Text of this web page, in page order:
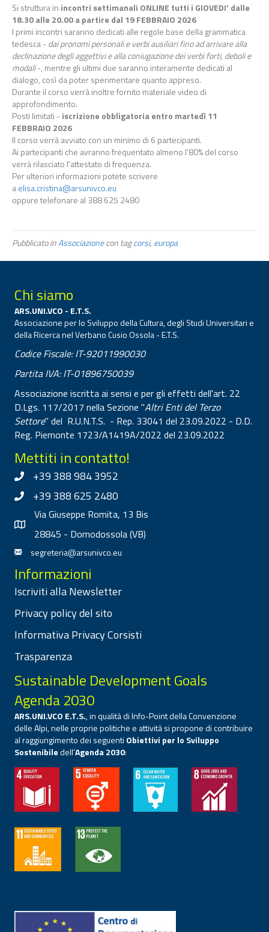
Si struttura in incontri settimanali ONLINE tutti i GIOVEDI' dalle
18.30 alle 20.00 a partire dal 19 FEBBRAIO 2026
I primi incontri saranno dedicati alle regole base della grammatica
tedesca - dai pronomi personali e verbi ausiliari fino ad arrivare alla
declinazione degli aggettivi e alla coniugazione dei verbi forti, deboli e
modali-, mentre gli ultimi due saranno interamente dedicati al
dialogo, così da poter sperimentare quanto appreso.
Durante il corso verrà inoltre fornito materiale video di
approfondimento.
Posti limitati - iscrizione obbligatoria entro martedì 11
FEBBRAIO 2026
Il corso verrà avviato con un minimo di 6 partecipanti.
Ai partecipanti che avranno frequentato almeno l'80% del corso
verrà rilasciato l'attestato di frequenza.
Per ulteriori informazioni potete scrivere
aelisa.cristina@arsunivco.eu
oppure telefonare al 388 625 2480
Pubblicato inAssociazionecon tagcorsi,europa
Chi siamo
ARS.UNI.VCO - E.T.S.
Associazione per lo Sviluppo della Cultura, degli Studi Universitari e
della Ricerca nel Verbano Cusio Ossola - E.T.S.
Codice Fiscale: IT-92011990030
Partita IVA: IT-01896750039
Associazione iscritta ai sensi e per gli effetti dell'art. 22
D.Lgs. 117/2017 nella Sezione "Altri Enti del Terzo
Settore" del R.U.N.T.S. - Rep. 33041 del 23.09.2022 - D.D.
Reg. Piemonte 1723/A1419A/2022 del 23.09.2022
Mettiti in contatto!
+39 388 984 3952
+39 388 625 2480
Via Giuseppe Romita, 13 Bis
28845 - Domodossola (VB)
segreteria@arsunivco.eu
Informazioni
Iscriviti alla Newsletter
Privacy policy del sito
Informativa Privacy Corsisti
Trasparenza
Sustainable Development Goals
Agenda 2030
ARS.UNI.VCO E.T.S., in qualità di Info-Point della Convenzione
delle Alpi, nelle proprie politiche e attività si propone di contribuire
al raggiungimento dei seguenti Obiettivi per lo Sviluppo
Sostenibiledell’Agenda 2030: